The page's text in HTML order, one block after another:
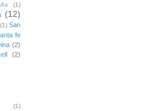
(1)
(12)
(1) San
fe
(2)
(2)
(1)